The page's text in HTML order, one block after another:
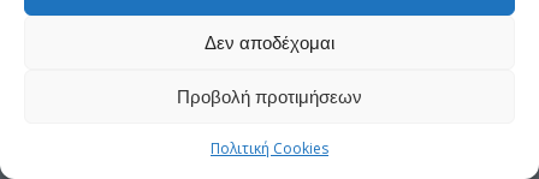
Δεν αποδέχομαι
Προβολή προτιμήσεων
Πολιτική Cookies
ΓΚΟΡΓΚΟΛΗΣ Α.Ε. | Γ.Ε.ΜΗ. 10110253000 | Θησέως 309 – Καλλιθέα |